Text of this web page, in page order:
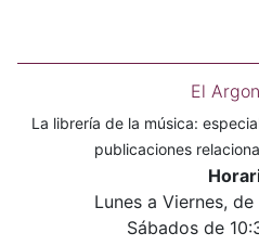
El
La librería de la música:
publicaciones
Lunes a Viernes,
Sábados de